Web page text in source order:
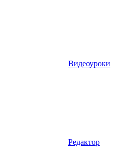
Видеоуроки
Редактор